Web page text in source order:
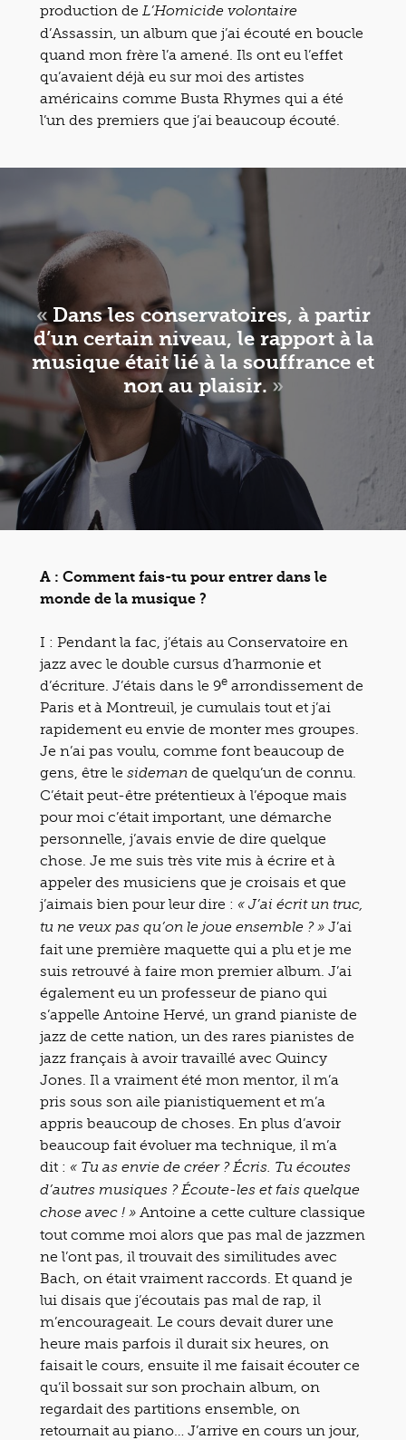
production de L’Homicide volontaire
d’Assassin, un album que j’ai écouté en boucle
quand mon frère l’a amené. Ils ont eu l’effet
qu’avaient déjà eu sur moi des artistes
américains comme Busta Rhymes qui a été
l’un des premiers que j’ai beaucoup écouté.
« Dans les conservatoires, à partir
d’un certain niveau, le rapport à la
musique était lié à la souffrance et
non au plaisir.»
A : Comment fais-tu pour entrer dans le
monde de la musique ?
I : Pendant la fac, j’étais au Conservatoire en
jazz avec le double cursus d’harmonie et
d’écriture. J’étais dans le 9e arrondissement de
Paris et à Montreuil, je cumulais tout et j’ai
rapidement eu envie de monter mes groupes.
Je n’ai pas voulu, comme font beaucoup de
gens, être le sideman de quelqu’un de connu.
C’était peut-être prétentieux à l’époque mais
pour moi c’était important, une démarche
personnelle, j’avais envie de dire quelque
chose. Je me suis très vite mis à écrire et à
appeler des musiciens que je croisais et que
j’aimais bien pour leur dire : « J’ai écrit un truc,
tu ne veux pas qu’on le joue ensemble ? » J’ai
fait une première maquette qui a plu et je me
suis retrouvé à faire mon premier album. J’ai
également eu un professeur de piano qui
s’appelle Antoine Hervé, un grand pianiste de
jazz de cette nation, un des rares pianistes de
jazz français à avoir travaillé avec Quincy
Jones. Il a vraiment été mon mentor, il m’a
pris sous son aile pianistiquement et m’a
appris beaucoup de choses. En plus d’avoir
beaucoup fait évoluer ma technique, il m’a
dit : « Tu as envie de créer ? Écris. Tu écoutes
d’autres musiques ? Écoute-les et fais quelque
chose avec ! » Antoine a cette culture classique
tout comme moi alors que pas mal de jazzmen
ne l’ont pas, il trouvait des similitudes avec
Bach, on était vraiment raccords. Et quand je
lui disais que j’écoutais pas mal de rap, il
m’encourageait. Le cours devait durer une
heure mais parfois il durait six heures, on
faisait le cours, ensuite il me faisait écouter ce
qu’il bossait sur son prochain album, on
regardait des partitions ensemble, on
retournait au piano… J’arrive en cours un jour,